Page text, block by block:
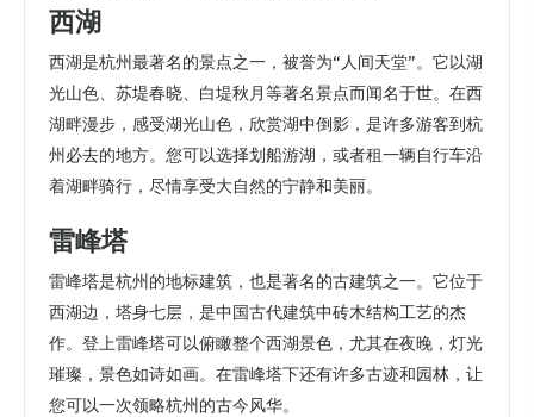
西湖
西湖是杭州最著名的景点之一，被誉为“人间天堂”。它以湖
光山色、苏堤春晓、白堤秋月等著名景点而闻名于世。在西
湖畔漫步，感受湖光山色，欣赏湖中倒影，是许多游客到杭
州必去的地方。您可以选择划船游湖，或者租一辆自行车沿
着湖畔骑行，尽情享受大自然的宁静和美丽。
雷峰塔
雷峰塔是杭州的地标建筑，也是著名的古建筑之一。它位于
西湖边，塔身七层，是中国古代建筑中砖木结构工艺的杰
作。登上雷峰塔可以俯瞰整个西湖景色，尤其在夜晚，灯光
璀璨，景色如诗如画。在雷峰塔下还有许多古迹和园林，让
您可以一次领略杭州的古今风华。